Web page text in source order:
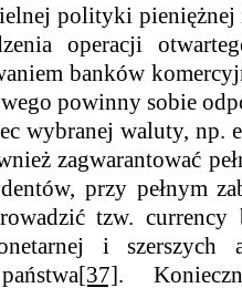
polityki
operacji
banków
powinny sobie
wybranej waluty, np.
zagwarantować
przy pełnym
tzw.
i szerszych
[37].